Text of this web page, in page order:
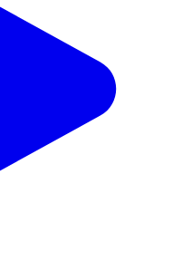
में आस्था का महासंगम,
शिवलिंगों से गूंजा मेवाड़